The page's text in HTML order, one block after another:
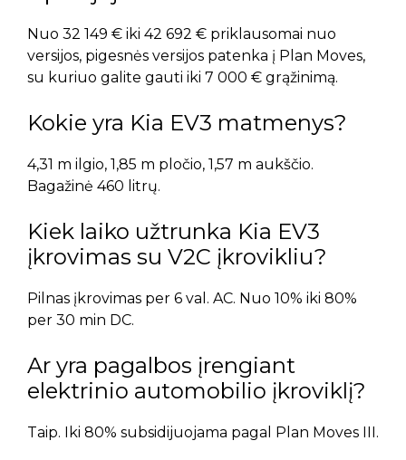
Nuo 32 149 € iki 42 692 € priklausomai nuo
versijos, pigesnės versijos patenka į Plan Moves,
su kuriuo galite gauti iki 7 000 € grąžinimą.
Kokie yra Kia EV3 matmenys?
4,31 m ilgio, 1,85 m pločio, 1,57 m aukščio.
Bagažinė 460 litrų.
Kiek laiko užtrunka Kia EV3
įkrovimas su V2C įkrovikliu?
Pilnas įkrovimas per 6 val. AC. Nuo 10% iki 80%
per 30 min DC.
Ar yra pagalbos įrengiant
elektrinio automobilio įkroviklį?
Taip. Iki 80% subsidijuojama pagal Plan Moves III.